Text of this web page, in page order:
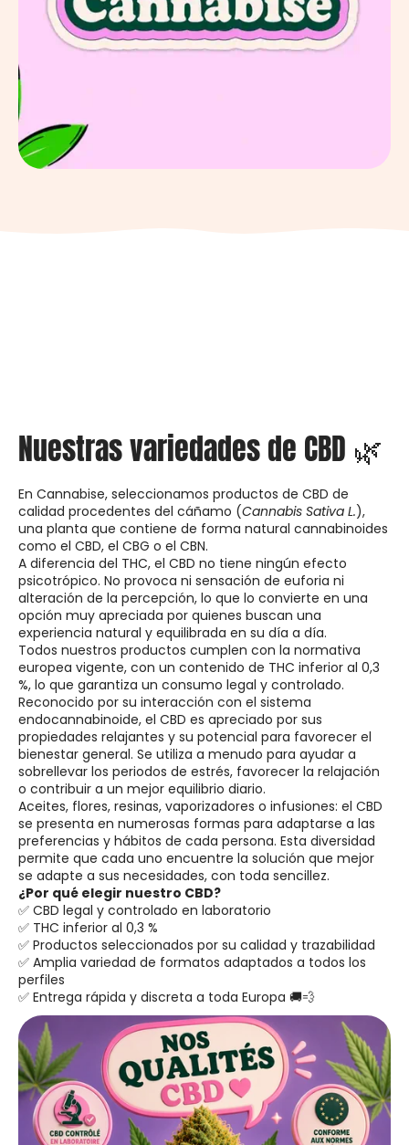
Nuestras variedades de CBD 🌿
En Cannabise, seleccionamos productos de CBD de
calidad procedentes del cáñamo (Cannabis Sativa L.),
una planta que contiene de forma natural cannabinoides
como el CBD, el CBG o el CBN.
A diferencia del THC, el CBD no tiene ningún efecto
psicotrópico. No provoca ni sensación de euforia ni
alteración de la percepción, lo que lo convierte en una
opción muy apreciada por quienes buscan una
experiencia natural y equilibrada en su día a día.
Todos nuestros productos cumplen con la normativa
europea vigente, con un contenido de THC inferior al 0,3
%, lo que garantiza un consumo legal y controlado.
Reconocido por su interacción con el sistema
endocannabinoide, el CBD es apreciado por sus
propiedades relajantes y su potencial para favorecer el
bienestar general. Se utiliza a menudo para ayudar a
sobrellevar los periodos de estrés, favorecer la relajación
o contribuir a un mejor equilibrio diario.
Aceites, flores, resinas, vaporizadores o infusiones: el CBD
se presenta en numerosas formas para adaptarse a las
preferencias y hábitos de cada persona. Esta diversidad
permite que cada uno encuentre la solución que mejor
se adapte a sus necesidades, con toda sencillez.
¿Por qué elegir nuestro CBD?
✅ CBD legal y controlado en laboratorio
✅ THC inferior al 0,3 %
✅ Productos seleccionados por su calidad y trazabilidad
✅ Amplia variedad de formatos adaptados a todos los
perfiles
✅ Entrega rápida y discreta a toda Europa 🚚💨